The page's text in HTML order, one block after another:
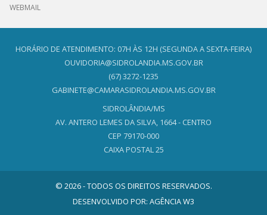
WEBMAIL
HORÁRIO DE ATENDIMENTO: 07H ÀS 12H (SEGUNDA A SEXTA-FEIRA)
OUVIDORIA@SIDROLANDIA.MS.GOV.BR
(67) 3272-1235
GABINETE@CAMARASIDROLANDIA.MS.GOV.BR
SIDROLÂNDIA/MS
AV. ANTERO LEMES DA SILVA, 1664 - CENTRO
CEP 79170-000
CAIXA POSTAL 25
© 2026 - TODOS OS DIREITOS RESERVADOS.
DESENVOLVIDO POR: AGÊNCIA W3